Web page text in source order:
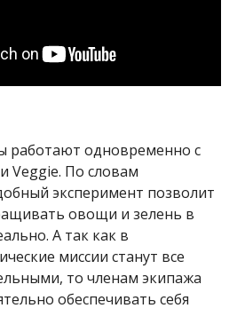
работают одновременно с
Veggie. По словам
эксперимент позволит
овощи и зелень в
А так как в
миссии станут все
то членам экипажа
обеспечивать себя